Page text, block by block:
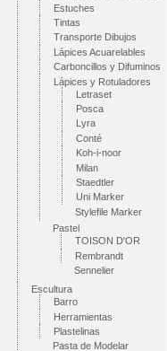
Estuches
Tintas
Transporte Dibujos
Lápices Acuarelables
Carboncillos y Difuminos
Lápices y Rotuladores
Letraset
Posca
Lyra
Conté
Koh-i-noor
Milan
Staedtler
Uni Marker
Stylefile Marker
Pastel
TOISON D'OR
Rembrandt
Sennelier
Escultura
Barro
Herramientas
Plastelinas
Pasta de Modelar